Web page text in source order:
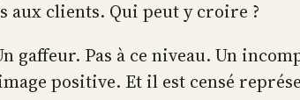
aux clients. Qui peut y croire ?
gaffeur. Pas à ce niveau. Un
positive. Et il est censé